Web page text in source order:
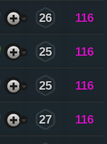
26 116
25 116
25 116
27 116